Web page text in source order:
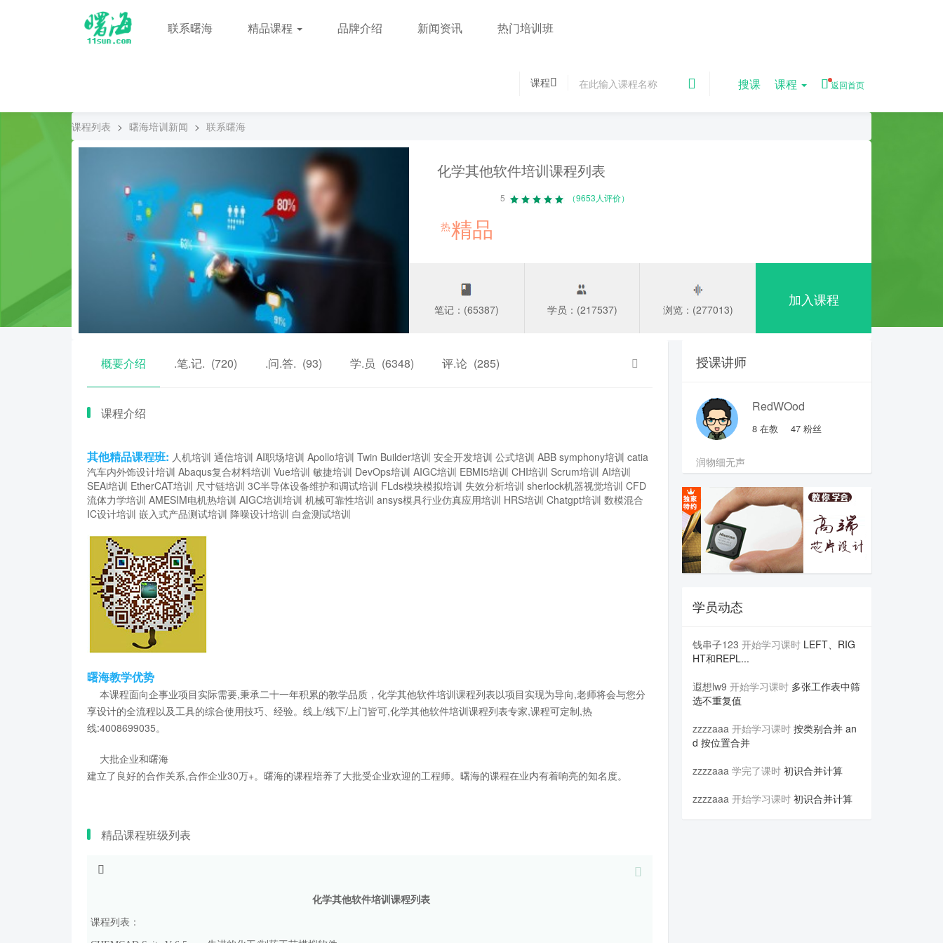
联系曙海 精品课程 品牌介绍 新闻资讯 热门培训班
搜课 课程 返回首页
课程
课程列表 > 曙海培训新闻 > 联系曙海
化学其他软件培训课程列表
5 （9653人评价）
热精品
笔记：(65387) 学员：(217537) 浏览：(277013)
加入课程
概要介绍 .笔.记. (720) .问.答. (93) 学.员 (6348) 评.论 (285)
课程介绍
其他精品课程班: 人机培训 通信培训 AI职场培训 Apollo培训 Twin Builder培训 安全开发培训 公式培训 ABB symphony培训 catia
汽车内外饰设计培训 Abaqus复合材料培训 Vue培训 敏捷培训 DevOps培训 AIGC培训 EBMI5培训 CHI培训 Scrum培训 AI培训
SEAi培训 EtherCAT培训 尺寸链培训 3C半导体设备维护和调试培训 FLds模块模拟培训 失效分析培训 sherlock机器视觉培训 CFD
流体力学培训 AMESIM电机热培训 AIGC培训培训 机械可靠性培训 ansys模具行业仿真应用培训 HRS培训 Chatgpt培训 数模混合
IC设计培训 嵌入式产品测试培训 降噪设计培训 白盒测试培训
曙海教学优势
本课程面向企事业项目实际需要,秉承二十一年积累的教学品质，化学其他软件培训课程列表以项目实现为导向,老师将会与您分
享设计的全流程以及工具的综合使用技巧、经验。线上/线下/上门皆可,化学其他软件培训课程列表专家,课程可定制,热
线:4008699035。
大批企业和曙海
建立了良好的合作关系,合作企业30万+。曙海的课程培养了大批受企业欢迎的工程师。曙海的课程在业内有着响亮的知名度。
精品课程班级列表
化学其他软件培训课程列表
课程列表：
授课讲师
RedWOod
8 在教 47 粉丝
润物细无声
学员动态
钱串子123 开始学习课时 LEFT、RIG
HT和REPL...
遐想lw9 开始学习课时 多张工作表中筛
选不重复值
zzzzaaa 开始学习课时 按类别合并 an
d 按位置合并
zzzzaaa 学完了课时 初识合并计算
zzzzaaa 开始学习课时 初识合并计算